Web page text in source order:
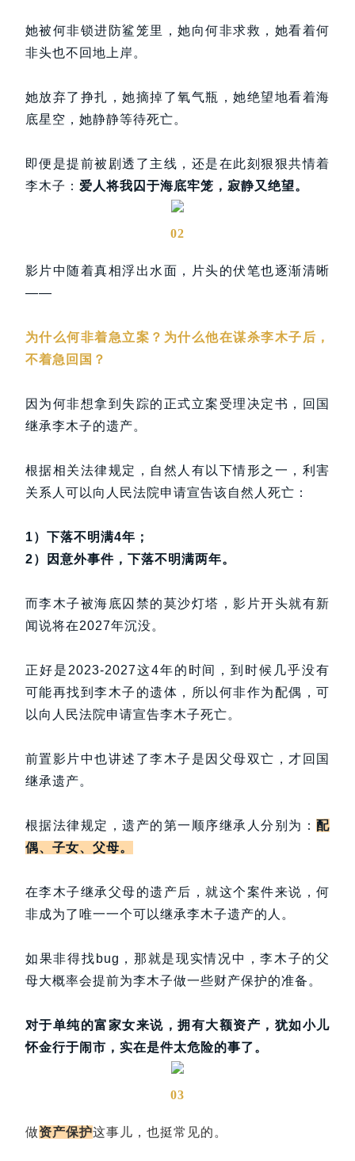
她被何非锁进防鲨笼里，她向何非求救，她看着何
非头也不回地上岸。
她放弃了挣扎，她摘掉了氧气瓶，她绝望地看着海
底星空，她静静等待死亡。
即便是提前被剧透了主线，还是在此刻狠狠共情着
李木子： 爱人将我囚于海底牢笼，寂静又绝望。
02
影片中随着真相浮出水面，片头的伏笔也逐渐清晰
——
为什么何非着急立案？为什么他在谋杀李木子后，
不着急回国？
因为何非想拿到失踪的正式立案受理决定书，回国
继承李木子的遗产。
根据相关法律规定，自然人有以下情形之一，利害
关系人可以向人民法院申请宣告该自然人死亡：
1）下落不明满4年；
2）因意外事件，下落不明满两年。
而李木子被海底囚禁的莫沙灯塔，影片开头就有新
闻说将在2027年沉没。
正好是2023-2027这4年的时间，到时候几乎没有
可能再找到李木子的遗体，所以何非作为配偶，可
以向人民法院申请宣告李木子死亡。
前置影片中也讲述了李木子是因父母双亡，才回国
继承遗产。
根据法律规定，遗产的第一顺序继承人分别为： 配
偶、子女、父母。
在李木子继承父母的遗产后，就这个案件来说，何
非成为了唯一一个可以继承李木子遗产的人。
如果非得找bug，那就是现实情况中，李木子的父
母大概率会提前为李木子做一些财产保护的准备。
对于单纯的富家女来说，拥有大额资产，犹如小儿
怀金行于闹市，实在是件太危险的事了。
03
做资产保护这事儿，也挺常见的。